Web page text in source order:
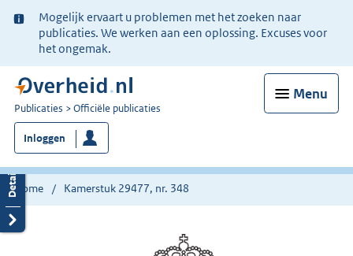
Ter
informatie:
Mogelijk ervaart u problemen met het zoeken naar
publicaties. We werken aan een oplossing. Excuses voor
het ongemak.
Menu
U
bent
nu
hier:
Publicaties Officiële publicaties
Inloggen
Home Kamerstuk 29477, nr. 348